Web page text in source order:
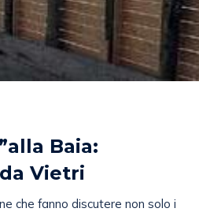
Baia:
Vietri
che fanno discutere non solo i